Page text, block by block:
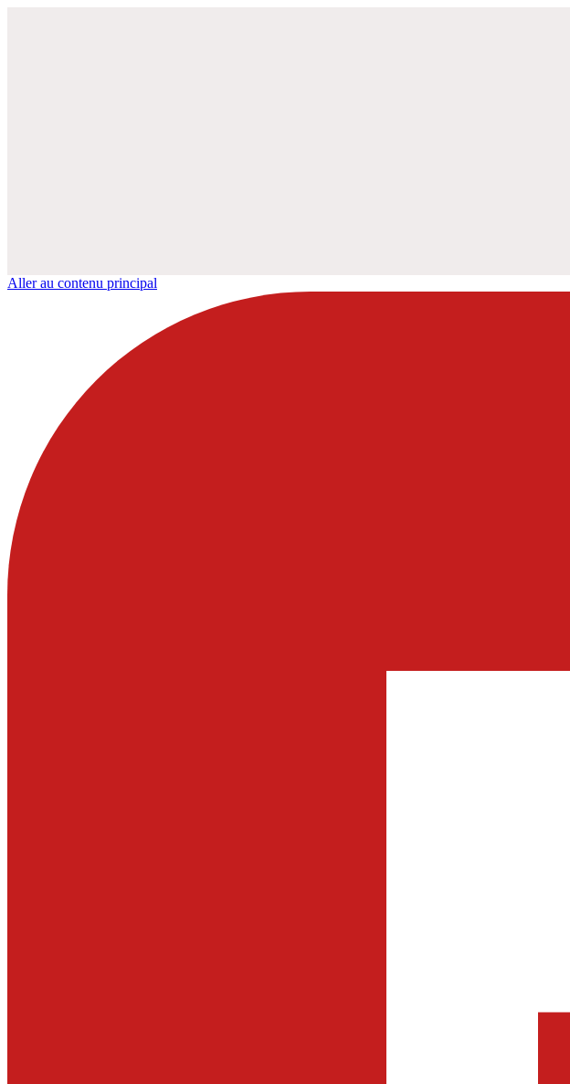
Aller au contenu principal